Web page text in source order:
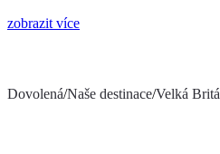
zobrazit více
Dovolená/Naše destinace/Velká